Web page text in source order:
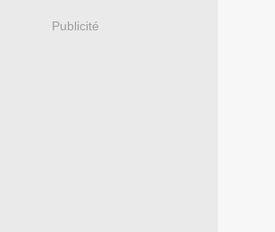
Publicité